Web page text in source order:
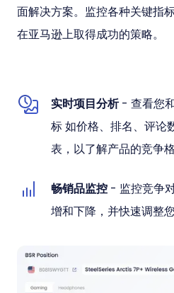
面解决方案。监控各种关键指
在亚马逊上取得成功的策略。
实时项目分析- 查看您
标 如价格、排名、评论
表，以了解产品的竞争格
畅销品监控 - 监控竞争
增和下降，并快速调整